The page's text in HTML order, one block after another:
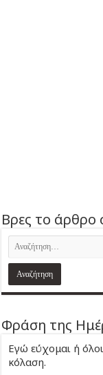
Βρες το άρθρο
Φράση της
Εγώ εύχομαι ή
κόλαση.